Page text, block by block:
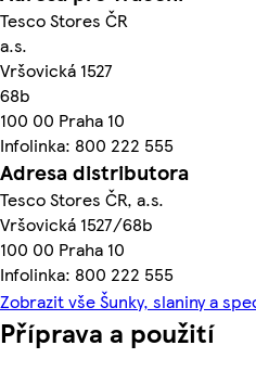
Tesco Stores ČR
a.s.
Vršovická 1527
68b
100 00 Praha 10
Infolinka: 800 222 555
Adresa distributora
Tesco Stores ČR, a.s.
Vršovická 1527/68b
100 00 Praha 10
Infolinka: 800 222 555
Zobrazit vše Šunky, slaniny a
Příprava a použití